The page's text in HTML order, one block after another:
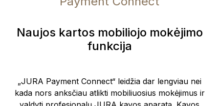
Naujos kartos mobiliojo mokėjimo
funkcija
„JURA Payment Connect“ leidžia dar lengviau nei
kada nors anksčiau atlikti mobiliuosius mokėjimus ir